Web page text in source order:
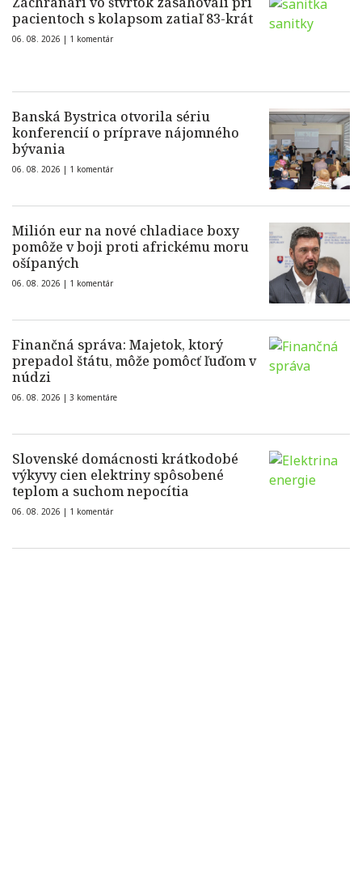
pacientoch s kolapsom zatiaľ 83-krát
06. 08. 2026 | 1 komentár
Banská Bystrica otvorila sériu
konferencií o príprave nájomného
bývania
06. 08. 2026 | 1 komentár
Milión eur na nové chladiace boxy
pomôže v boji proti africkému moru
ošípaných
06. 08. 2026 | 1 komentár
Finančná správa: Majetok, ktorý
prepadol štátu, môže pomôcť ľuďom v
núdzi
06. 08. 2026 | 3 komentáre
Slovenské domácnosti krátkodobé
výkyvy cien elektriny spôsobené
teplom a suchom nepocítia
06. 08. 2026 | 1 komentár